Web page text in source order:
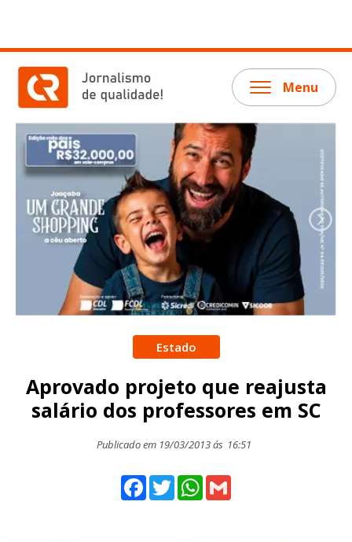
Menu
Estado
Aprovado projeto que reajusta
salário dos professores em SC
Publicado em 19/03/2013 ás 16:51
Facebook
TwitterWhatsApp